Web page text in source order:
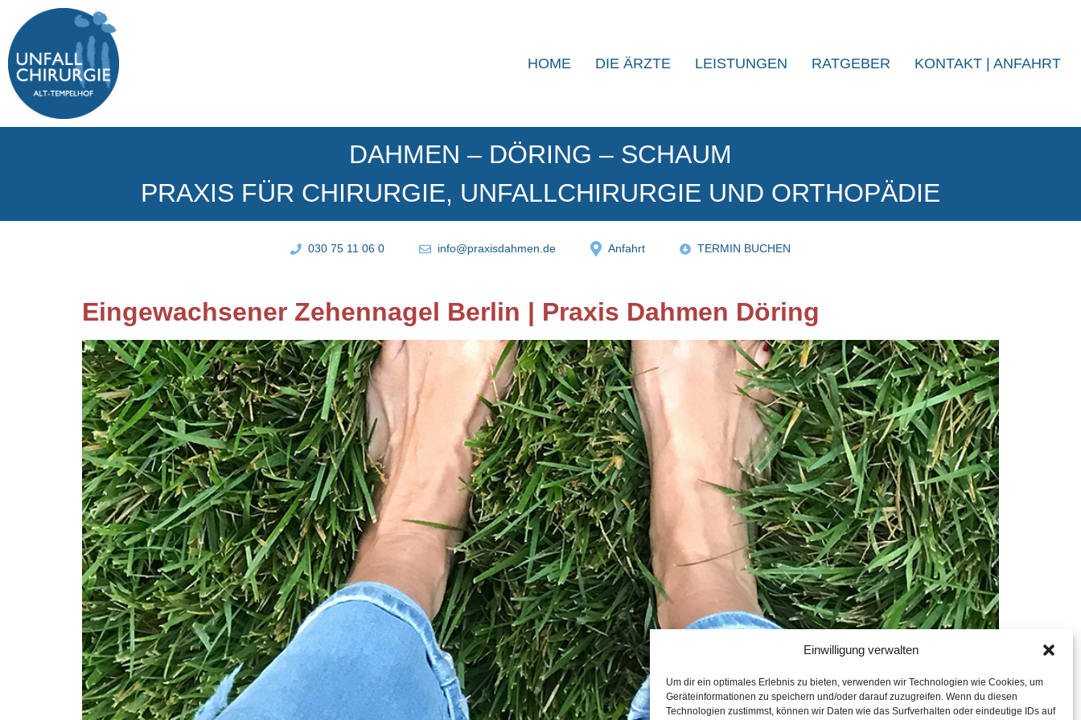
Einwilligung verwalten
Um dir ein optimales Erlebnis zu bieten, verwenden wir Technologien wie Cookies, um
Geräteinformationen zu speichern und/oder darauf zuzugreifen. Wenn du diesen
Technologien zustimmst, können wir Daten wie das Surfverhalten oder eindeutige IDs auf
HOME DIE ÄRZTE LEISTUNGEN RATGEBER KONTAKT | ANFAHRT
DAHMEN – DÖRING – SCHAUM
PRAXIS FÜR CHIRURGIE, UNFALLCHIRURGIE UND ORTHOPÄDIE
030 75 11 06 0 info@praxisdahmen.de Anfahrt TERMIN BUCHEN
Eingewachsener Zehennagel Berlin | Praxis Dahmen Döring